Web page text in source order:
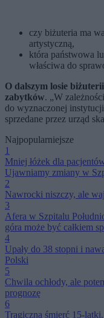
czy biżuteria ma
artystyczną,
która państwowa
właściwa do
O dalszym losie
zabytków. „W
do wyznaczonej
sprzedane przez urząd
Najpopularniejsze
1
Mniej łóżek dla
Ujawniamy zmiany w
2
Nawrocki niszczy, ale
3
Afera w Szpitalu
góra może być całkiem
4
Upały do 38 stopni i
Polski
5
Chwila ochłody, ale
prognozę
6
Tragiczna śmierć 15-